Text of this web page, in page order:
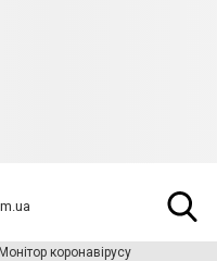
Монітор коронавірусу